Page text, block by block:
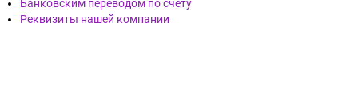
Банковским переводом по счету
Реквизиты нашей компании